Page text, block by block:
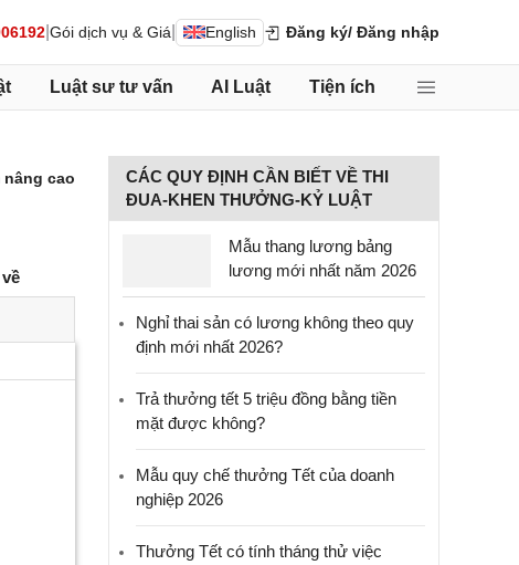
Gói dịch vụ & Giá English Đăng ký/ Đăng nhập
Luật sư tư vấn AI Luật Tiện ích
nâng cao
CÁC QUY ĐỊNH CẦN BIẾT VỀ THI
ĐUA-KHEN THƯỞNG-KỶ LUẬT
Mẫu thang lương bảng
lương mới nhất năm 2026
Nghỉ thai sản có lương không theo quy
định mới nhất 2026?
Trả thưởng tết 5 triệu đồng bằng tiền
mặt được không?
Mẫu quy chế thưởng Tết của doanh
nghiệp 2026
Thưởng Tết có tính tháng thử việc